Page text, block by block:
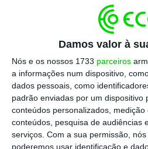
Damos valor à
Nós e os nossos 1733 parceiros
a informações num dispositivo,
dados pessoais, como
padrão enviadas por um dispositivo
conteúdos personalizados, medição
conteúdos, pesquisa de audiências
serviços. Com a sua permissão,
poderemos usar identificação e
O debate evoluiu, assim,
arena do contencioso,
jurisprudência arbitral do
Administrativa revelado
ora se pronunciado a favor
validando os argumentos da